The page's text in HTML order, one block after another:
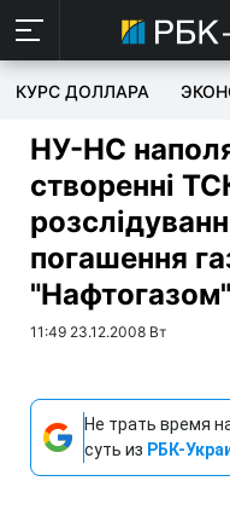
КУРС ДОЛЛАРА
НУ-НС
створенні
погашення
11:49 23.12.2008 Вт
Не трать время
суть из РБК-